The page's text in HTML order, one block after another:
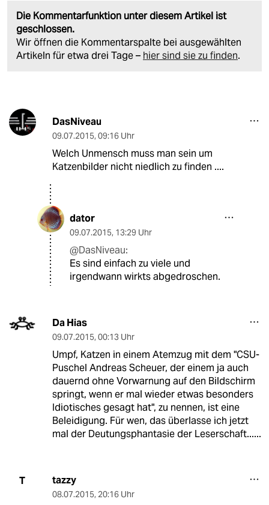
Die Kommentarfunktion unter diesem Artikel ist
geschlossen.
Wir öffnen die Kommentarspalte bei ausgewählten
Artikeln für etwa drei Tage – hier sind sie zu finden.
DasNiveau
09.07.2015, 09:16 Uhr
Welch Unmensch muss man sein um
Katzenbilder nicht niedlich zu finden ....
dator
09.07.2015, 13:29 Uhr
@DasNiveau:
Es sind einfach zu viele und
irgendwann wirkts abgedroschen.
Da Hias
09.07.2015, 00:13 Uhr
Umpf, Katzen in einem Atemzug mit dem "CSU-
Puschel Andreas Scheuer, der einem ja auch
dauernd ohne Vorwarnung auf den Bildschirm
springt, wenn er mal wieder etwas besonders
Idiotisches gesagt hat", zu nennen, ist eine
Beleidigung. Für wen, das überlasse ich jetzt
mal der Deutungsphantasie der Leserschaft......
T tazzy
08.07.2015, 20:16 Uhr